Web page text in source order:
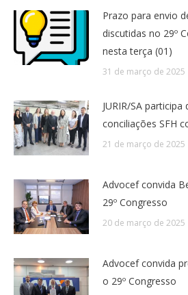
Prazo para envio
discutidas no 29º
nesta terça (01)
31 de março de 2025
JURIR/SA
conciliações SFH
21 de março de 2025
Advocef convida
29º Congresso
20 de março de 2025
Advocef convida
o 29º Congresso